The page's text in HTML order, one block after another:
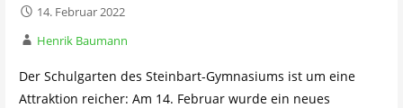
14. Februar 2022
Henrik Baumann
Der Schulgarten des Steinbart-Gymnasiums ist um eine
Attraktion reicher: Am 14. Februar wurde ein neues